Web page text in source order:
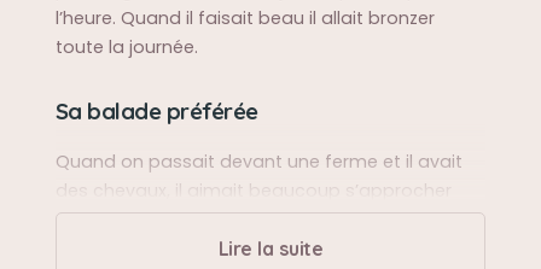
l’heure. Quand il faisait beau il allait bronzer
toute la journée.
Sa balade préférée
Quand on passait devant une ferme et il avait
des chevaux, il aimait beaucoup s’approcher
d’eux
Lire la suite